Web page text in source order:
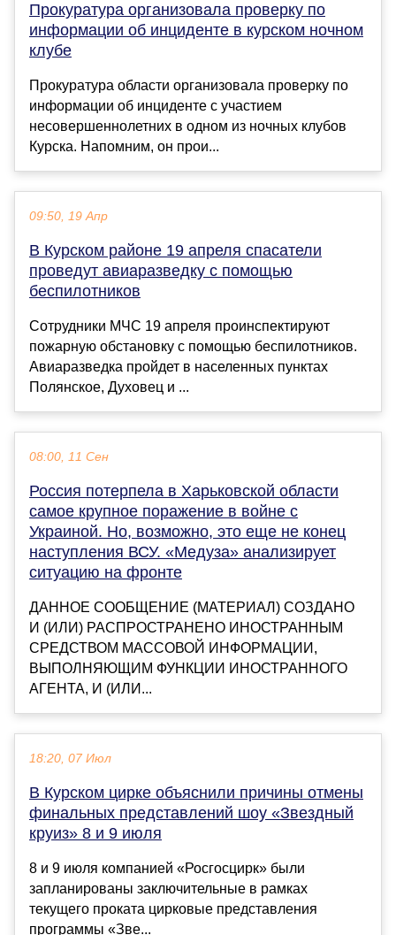
Прокуратура организовала проверку по
информации об инциденте в курском ночном
клубе
Прокуратура области организовала проверку по
информации об инциденте с участием
несовершеннолетних в одном из ночных клубов
Курска. Напомним, он прои...
09:50, 19 Апр
В Курском районе 19 апреля спасатели
проведут авиаразведку с помощью
беспилотников
Сотрудники МЧС 19 апреля проинспектируют
пожарную обстановку с помощью беспилотников.
Авиаразведка пройдет в населенных пунктах
Полянское, Духовец и ...
08:00, 11 Сен
Россия потерпела в Харьковской области
самое крупное поражение в войне с
Украиной. Но, возможно, это еще не конец
наступления ВСУ. «Медуза» анализирует
ситуацию на фронте
ДАННОЕ СООБЩЕНИЕ (МАТЕРИАЛ) СОЗДАНО
И (ИЛИ) РАСПРОСТРАНЕНО ИНОСТРАННЫМ
СРЕДСТВОМ МАССОВОЙ ИНФОРМАЦИИ,
ВЫПОЛНЯЮЩИМ ФУНКЦИИ ИНОСТРАННОГО
АГЕНТА, И (ИЛИ...
18:20, 07 Июл
В Курском цирке объяснили причины отмены
финальных представлений шоу «Звездный
круиз» 8 и 9 июля
8 и 9 июля компанией «Росгосцирк» были
запланированы заключительные в рамках
текущего проката цирковые представления
программы «Зве...